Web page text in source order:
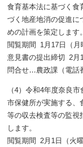
食育基本法に基づく食
づく地産地消の促進に
めの計画を策定します。
閲覧期間 1月17日（月
意見書の提出締切 2月
問合せ…農政課（電話
（4）令和4年度奈良
市保健所が実施する、
等の収去検査等の監視
します。
閲覧期間 2月1日（火